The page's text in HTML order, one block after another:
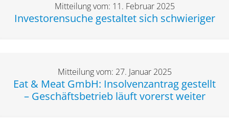
Mitteilung vom: 11. Februar 2025
Investorensuche gestaltet sich schwieriger
Mitteilung vom: 27. Januar 2025
Eat & Meat GmbH: Insolvenzantrag gestellt
– Geschäftsbetrieb läuft vorerst weiter